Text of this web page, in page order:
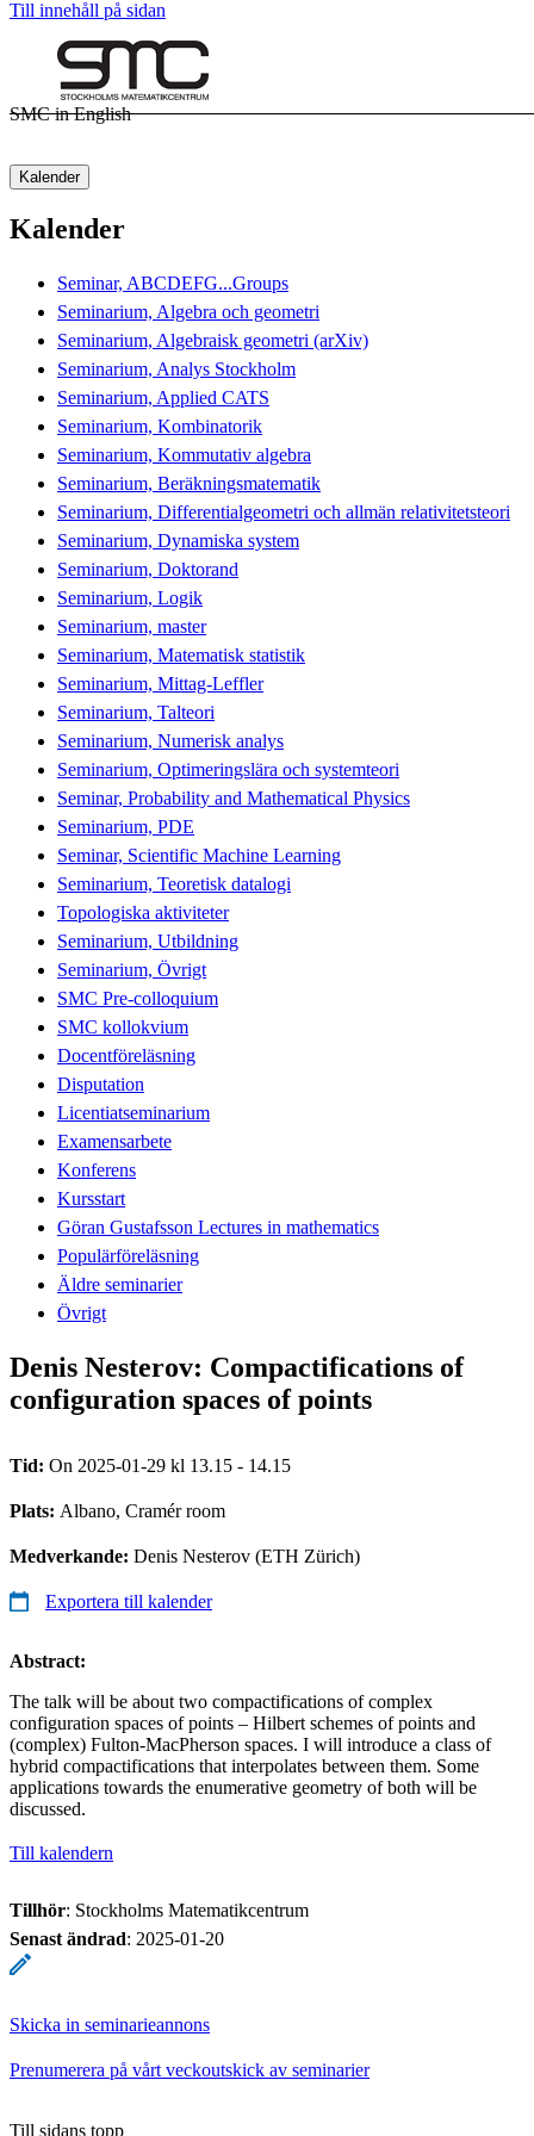
Till innehåll på sidan
SMC in English
Kalender
Kalender
Seminar, ABCDEFG...Groups
Seminarium, Algebra och geometri
Seminarium, Algebraisk geometri (arXiv)
Seminarium, Analys Stockholm
Seminarium, Applied CATS
Seminarium, Kombinatorik
Seminarium, Kommutativ algebra
Seminarium, Beräkningsmatematik
Seminarium, Differentialgeometri och allmän relativitetsteori
Seminarium, Dynamiska system
Seminarium, Doktorand
Seminarium, Logik
Seminarium, master
Seminarium, Matematisk statistik
Seminarium, Mittag-Leffler
Seminarium, Talteori
Seminarium, Numerisk analys
Seminarium, Optimeringslära och systemteori
Seminar, Probability and Mathematical Physics
Seminarium, PDE
Seminar, Scientific Machine Learning
Seminarium, Teoretisk datalogi
Topologiska aktiviteter
Seminarium, Utbildning
Seminarium, Övrigt
SMC Pre-colloquium
SMC kollokvium
Docentföreläsning
Disputation
Licentiatseminarium
Examensarbete
Konferens
Kursstart
Göran Gustafsson Lectures in mathematics
Populärföreläsning
Äldre seminarier
Övrigt
Denis Nesterov: Compactifications of
configuration spaces of points
Tid: On 2025-01-29 kl 13.15 - 14.15
Plats: Albano, Cramér room
Medverkande: Denis Nesterov (ETH Zürich)
Exportera till kalender
Abstract:
The talk will be about two compactifications of complex
configuration spaces of points – Hilbert schemes of points and
(complex) Fulton-MacPherson spaces. I will introduce a class of
hybrid compactifications that interpolates between them. Some
applications towards the enumerative geometry of both will be
discussed.
Till kalendern
Tillhör: Stockholms Matematikcentrum
Senast ändrad: 2025-01-20
Skicka in seminarieannons
Prenumerera på vårt veckoutskick av seminarier
Till sidans topp